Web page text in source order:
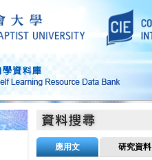
應用文 研究資料